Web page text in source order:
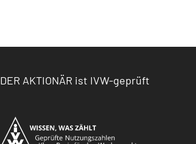
DER AKTIONÄR ist IVW-geprüft